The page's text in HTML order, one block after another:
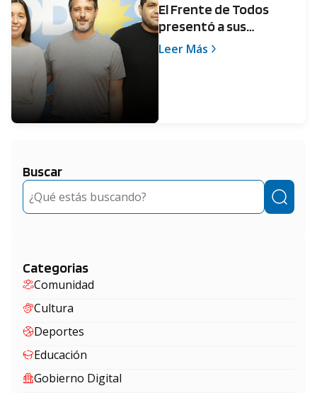
El Frente de Todos
presentó a sus
candidatos
Leer Más
Buscar
Buscar
Categorias
Comunidad
Cultura
Deportes
Educación
Gobierno Digital